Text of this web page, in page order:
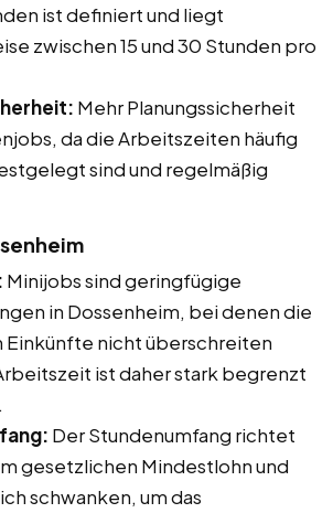
ist definiert und liegt
zwischen 15 und 30 Stunden pro
Mehr Planungssicherheit
da die Arbeitszeiten häufig
sind und regelmäßig
Minijobs sind geringfügige
in Dossenheim, bei denen die
Einkünfte nicht überschreiten
ist daher stark begrenzt
Der Stundenumfang richtet
gesetzlichen Mindestlohn und
schwanken, um das